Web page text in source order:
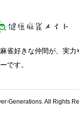
雀好きな仲間が、実
です。
Generations. All Rights